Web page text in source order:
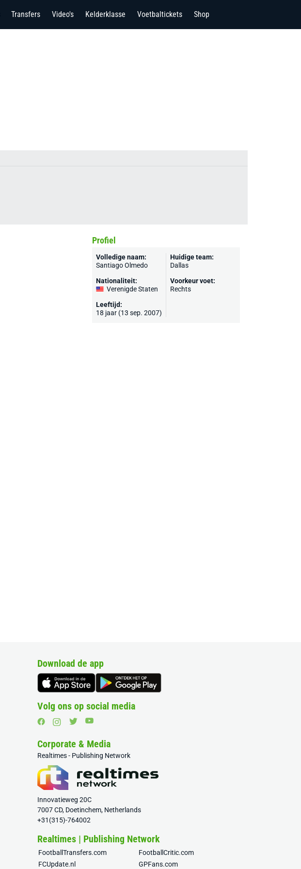
Transfers Video's Kelderklasse Voetbaltickets Shop
Profiel
Volledige naam:
Santiago Olmedo
Nationaliteit:
Verenigde Staten
Leeftijd:
18 jaar (13 sep. 2007)
Huidige team:
Dallas
Voorkeur voet:
Rechts
Download de app
Volg ons op social media
Corporate & Media
Realtimes - Publishing Network
Innovatieweg 20C
7007 CD, Doetinchem, Netherlands
+31(315)-764002
Realtimes | Publishing Network
FootballTransfers.com
FootballCritic.com
FCUpdate.nl
GPFans.com